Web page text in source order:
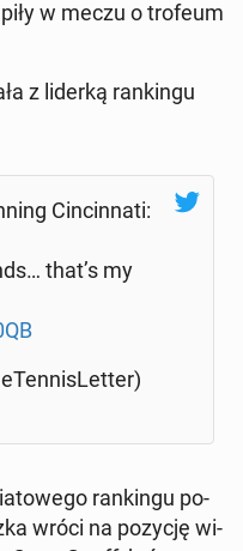
w meczu o trofeum
z liderką ran­kin­gu
Cin­cin­na­ti:
that’s my
ran­kin­gu po­
wróci na pozycję wi­